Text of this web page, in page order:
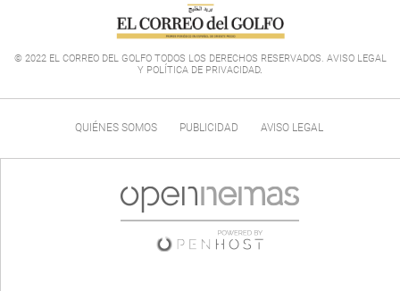
© 2022 EL CORREO DEL GOLFO TODOS LOS DERECHOS RESERVADOS. AVISO LEGAL
Y POLÍTICA DE PRIVACIDAD.
QUIÉNES SOMOS PUBLICIDAD AVISO LEGAL